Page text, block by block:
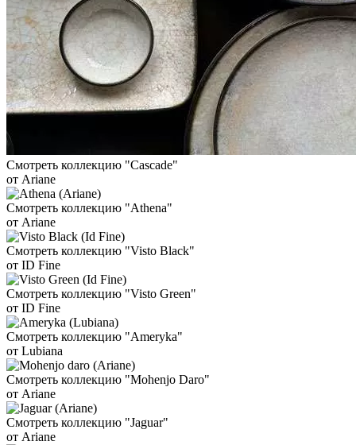
Смотреть коллекцию "Cascade"
от Ariane
Смотреть коллекцию "Athena"
от Ariane
Смотреть коллекцию "Visto Black"
от ID Fine
Смотреть коллекцию "Visto Green"
от ID Fine
Смотреть коллекцию "Ameryka"
от Lubiana
Смотреть коллекцию "Mohenjo Daro"
от Ariane
Смотреть коллекцию "Jaguar"
от Ariane